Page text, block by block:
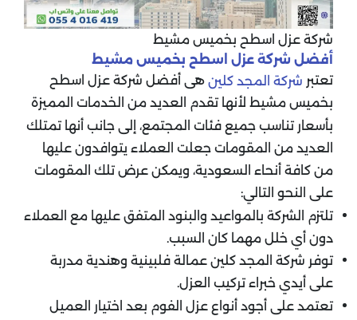
شركة عزل اسطح بخميس مشيط
أفضل شركة عزل اسطح بخميس مشيط
تعتبر شركة المجد كلين هى أفضل شركة عزل اسطح
بخميس مشيط لأنها تقدم العديد من الخدمات المميزة
بأسعار تناسب جميع فئات المجتمع، إلى جانب أنها تمتلك
العديد من المقومات جعلت العملاء يتوافدون عليها
من كافة أنحاء السعودية، ويمكن عرض تلك المقومات
على النحو التالي:
تلتزم الشركة بالمواعيد والبنود المتفق عليها مع العملاء
دون أي خلل مهما كان السبب.
توفر شركة المجد كلين عمالة فلبينية وهندية مدربة
على أيدي خبراء تركيب العزل.
تعتمد على أجود أنواع عزل الفوم بعد اختيار العميل